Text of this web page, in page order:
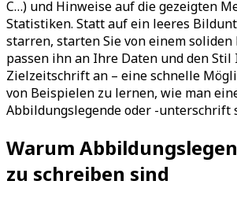
C…) und Hinweise auf die gezeigten
Statistiken. Statt auf ein leeres
starren, starten Sie von einem
passen ihn an Ihre Daten und den
Zielzeitschrift an – eine schnelle
von Beispielen zu lernen, wie man
Abbildungslegende oder -unterschrift
Warum
zu schreiben sind